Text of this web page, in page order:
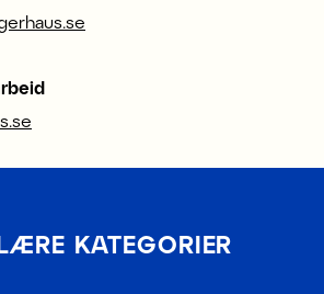
KATEGORIER